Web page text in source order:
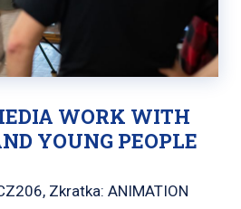
WORK WITH
YOUNG PEOPLE
Zkratka: ANIMATION